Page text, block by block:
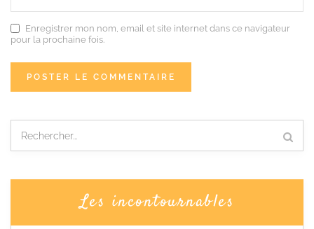
Enregistrer mon nom, email et site internet dans ce navigateur
pour la prochaine fois.
Les incontournables